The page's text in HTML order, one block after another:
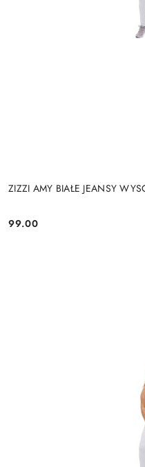
ZIZZI AMY BIAŁE JEANSY
Cena:
99.00